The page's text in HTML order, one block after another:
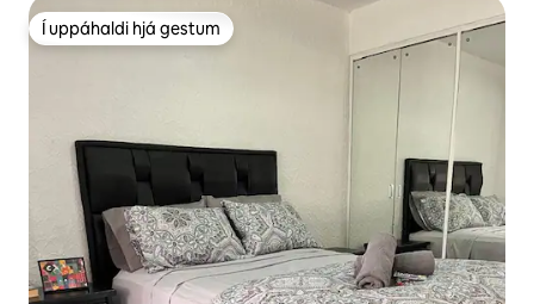
Í uppáhaldi hjá gestum
Í uppáhaldi hjá gestum